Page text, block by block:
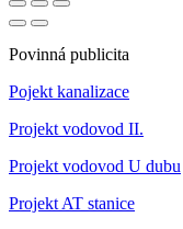
Povinná publicita
Pojekt kanalizace
Projekt vodovod II.
Projekt vodovod U dubu
Projekt AT stanice